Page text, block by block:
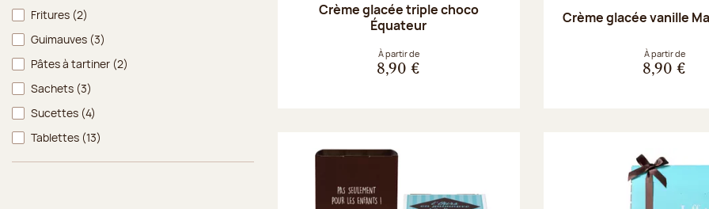
Fritures (2)
Guimauves (3)
Pâtes à tartiner (2)
Sachets (3)
Sucettes (4)
Tablettes (13)
Crème glacée triple choco
Équateur
À partir de
8,90 €
Crème glacée vanille
À partir de
8,90 €